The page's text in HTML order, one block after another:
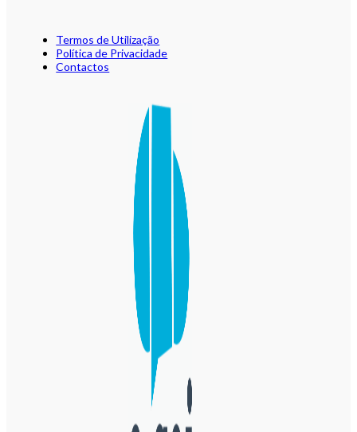
Termos de Utilização
Política de Privacidade
Contactos